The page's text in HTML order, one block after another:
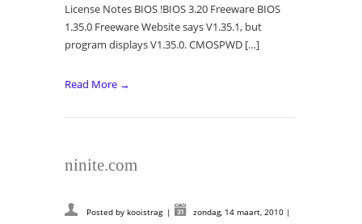
License Notes BIOS !BIOS 3.20 Freeware BIOS
1.35.0 Freeware Website says V1.35.1, but
program displays V1.35.0. CMOSPWD […]
Read More →
ninite.com
Posted by kooistrag | zondag, 14 maart, 2010 |